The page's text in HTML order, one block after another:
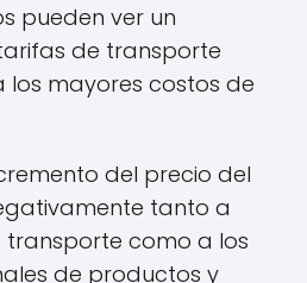
pueden ver un
de transporte
mayores costos de
del precio del
tanto a
transporte como a los
de productos y